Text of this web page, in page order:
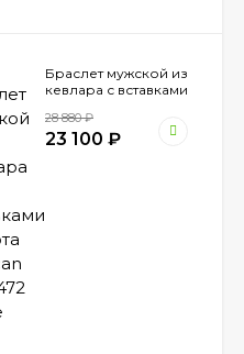
Браслет мужской из
кевлара с вставками
472 Ne
28 880₽
23 100 ₽